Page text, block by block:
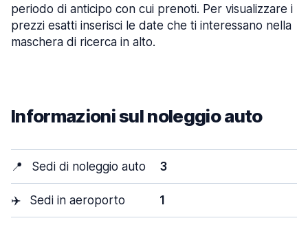
periodo di anticipo con cui prenoti. Per visualizzare i
prezzi esatti inserisci le date che ti interessano nella
maschera di ricerca in alto.
Informazioni sul noleggio auto
📍 Sedi di noleggio auto 3
✈️ Sedi in aeroporto 1